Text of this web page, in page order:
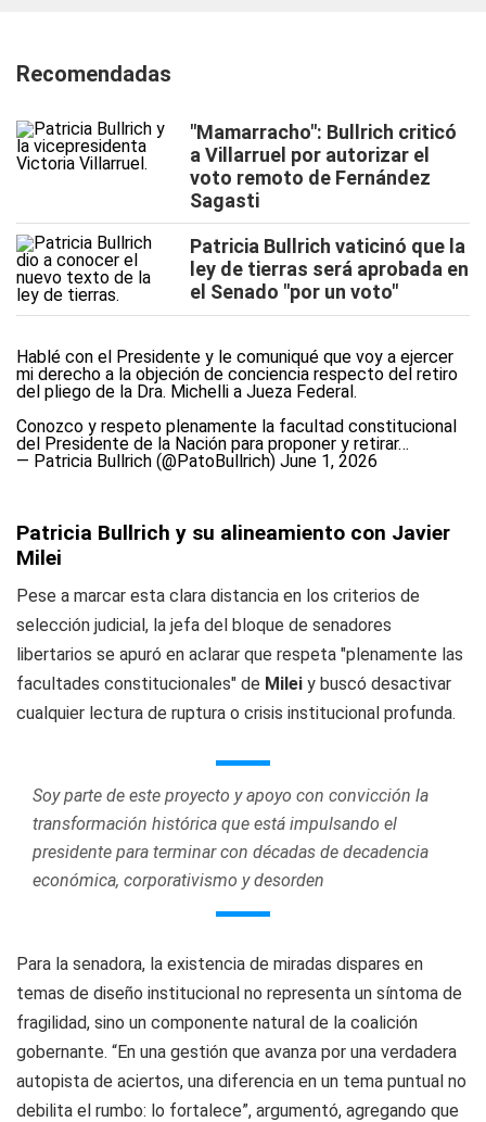
Recomendadas
"Mamarracho": Bullrich criticó
a Villarruel por autorizar el
voto remoto de Fernández
Sagasti
Patricia Bullrich vaticinó que la
ley de tierras será aprobada en
el Senado "por un voto"
Hablé con el Presidente y le comuniqué que voy a ejercer
mi derecho a la objeción de conciencia respecto del retiro
del pliego de la Dra. Michelli a Jueza Federal.
Conozco y respeto plenamente la facultad constitucional
del Presidente de la Nación para proponer y retirar…
— Patricia Bullrich (@PatoBullrich) June 1, 2026
Patricia Bullrich y su alineamiento con Javier
Milei
Pese a marcar esta clara distancia en los criterios de
selección judicial, la jefa del bloque de senadores
libertarios se apuró en aclarar que respeta "plenamente las
facultades constitucionales" de Milei y buscó desactivar
cualquier lectura de ruptura o crisis institucional profunda.
Soy parte de este proyecto y apoyo con convicción la
transformación histórica que está impulsando el
presidente para terminar con décadas de decadencia
económica, corporativismo y desorden
Para la senadora, la existencia de miradas dispares en
temas de diseño institucional no representa un síntoma de
fragilidad, sino un componente natural de la coalición
gobernante. “En una gestión que avanza por una verdadera
autopista de aciertos, una diferencia en un tema puntual no
debilita el rumbo: lo fortalece”, argumentó, agregando que